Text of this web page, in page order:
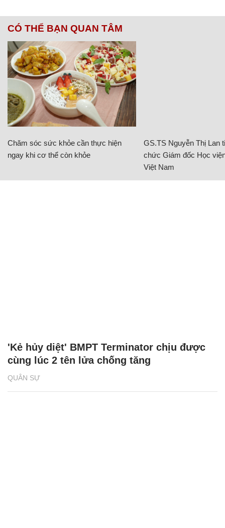
CÓ THỂ BẠN QUAN TÂM
Chăm sóc sức khỏe cần thực hiện
ngay khi cơ thể còn khỏe
GS.TS Nguyễn Thị Lan
chức Giám đốc Học
Việt Nam
QUÂN SỰ
'Kẻ hủy diệt' BMPT Terminator chịu được
cùng lúc 2 tên lửa chống tăng